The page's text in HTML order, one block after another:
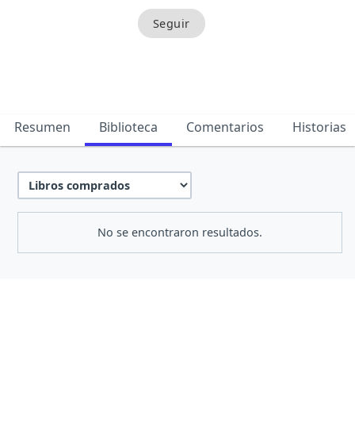
Resumen Biblioteca Comentarios Historias
No se encontraron resultados.